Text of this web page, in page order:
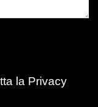
la Privacy